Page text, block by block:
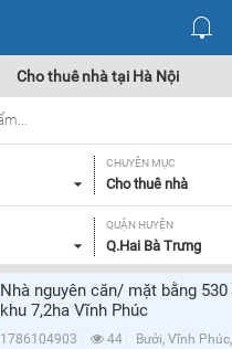
Cho thuê nhà tại Hà Nội
CHUYÊN MỤC
Cho thuê nhà
QUẬN HUYỆN
Q.Hai Bà Trưng
Nhà nguyên căn/ mặt bằng
khu 7,2ha Vĩnh Phúc
1786104903 44 Bưởi, Vĩnh Phúc, Q.